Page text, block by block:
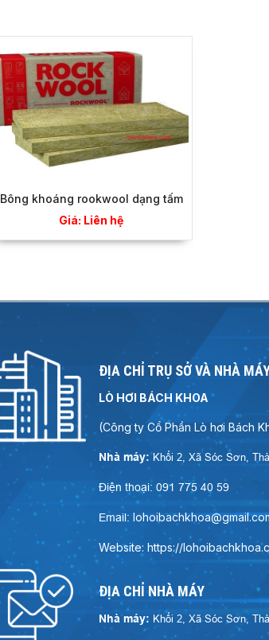
Bông khoáng rookwool dạng tấm
Giá: Liên hệ
ĐỊA CHỈ TRỤ SỞ VÀ NHÀ
LÒ HƠI BÁCH KHOA
(Công ty Cổ Phần Lò hơi Bách
Nhà máy: Khối 2, Xã Sóc Sơn,
Điện thoại: 091 775 40 59
Email:
Website: https://
ĐỊA CHỈ NHÀ MÁY
Nhà máy: Khối 2, Xã Sóc Sơn,